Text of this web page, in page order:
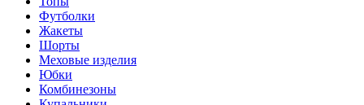
Футболки
Жакеты
Шорты
Меховые изделия
Юбки
Комбинезоны